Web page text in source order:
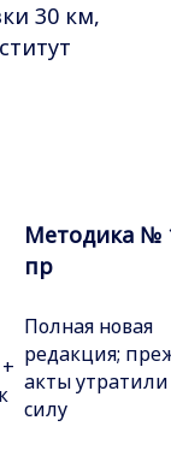
30 км,
Методика №
пр
Полная новая
редакция;
акты утратили
силу